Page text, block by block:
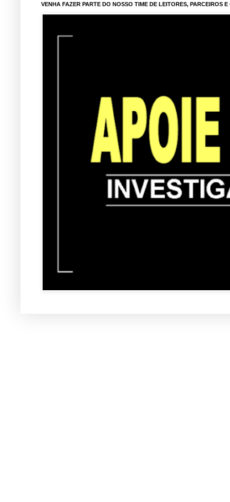
VENHA FAZER PARTE DO NOSSO TIME DE LEITORES, PARCEIROS